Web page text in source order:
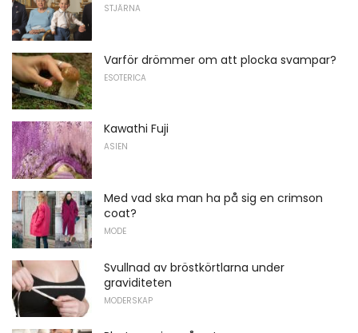
STJÄRNA
Varför drömmer om att plocka svampar?
ESOTERICA
Kawathi Fuji
ASIEN
Med vad ska man ha på sig en crimson
coat?
MODE
Svullnad av bröstkörtlarna under
graviditeten
MODERSKAP